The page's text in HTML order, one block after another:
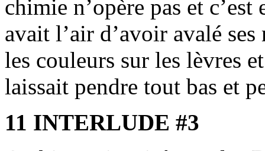
chimie n’opère pas et
avait l’air d’avoir avalé
les couleurs sur les lèvres
laissait pendre tout bas et
11 INTERLUDE #3